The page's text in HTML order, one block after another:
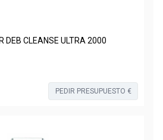
DEB CLEANSE ULTRA 2000
PEDIR PRESUPUESTO €